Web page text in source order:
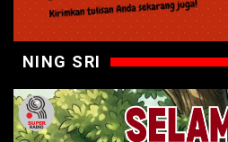
NING SRI